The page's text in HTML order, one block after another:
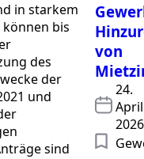
in starkem
bis
des
der
und
sind
von
24.
April
2026